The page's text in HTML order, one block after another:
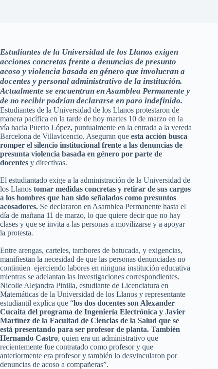
Estudiantes de la Universidad de los Llanos exigen
acciones concretas frente a denuncias de presunto
acoso y violencia basada en género que involucran a
docentes y personal administrativo de la institución.
Actualmente se encuentran en Asamblea Permanente y
de no recibir podrían declararse en paro indefinido.
Estudiantes de la Universidad de los Llanos protestaron de
manera pacífica en la tarde de hoy martes 10 de marzo en la
vía hacia Puerto López, puntualmente en la entrada a la vereda
Barcelona de Villavicencio. Aseguran que esta acción busca
romper el silencio institucional frente a las denuncias de
presunta violencia basada en género por parte de
docentes y directivas.
El estudiantado exige a la administración de la Universidad de
los Llanos tomar medidas concretas y retirar de sus cargos
a los hombres que han sido señalados como presuntos
acosadores. Se declararon en Asamblea Permanente hasta el
día de mañana 11 de marzo, lo que quiere decir que no hay
clases y que se invita a las personas a movilizarse y a apoyar
la protesta.
Entre arengas, carteles, tambores de batucada, y exigencias,
manifiestan la necesidad de que las personas denunciadas no
continúen ejerciendo labores en ninguna institución educativa
mientras se adelantan las investigaciones correspondientes.
Nicolle Alejandra Pinilla, estudiante de Licenciatura en
Matemáticas de la Universidad de los Llanos y representante
estudiantil explica que “los dos docentes son Alexander
Cucaita del programa de Ingeniería Electrónica y Javier
Martínez de la Facultad de Ciencias de la Salud que se
está presentando para ser profesor de planta. También
Hernando Castro, quien era un administrativo que
recientemente fue contratado como profesor y que
anteriormente era profesor y también lo desvincularon por
denuncias de acoso a compañeras”.